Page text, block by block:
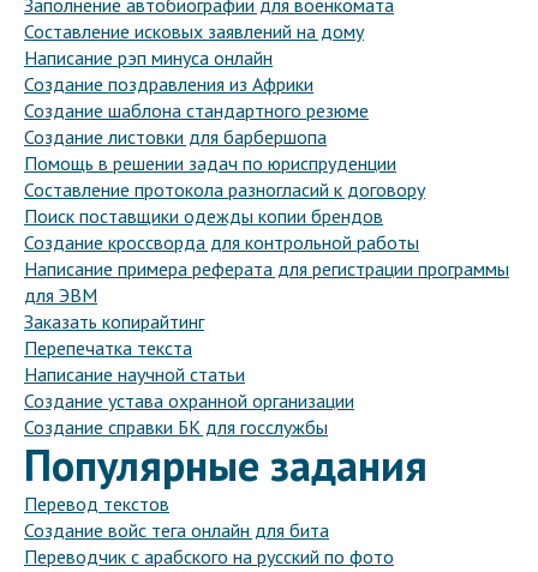
Заполнение автобиографии для военкомата
Составление исковых заявлений на дому
Написание рэп минуса онлайн
Создание поздравления из Африки
Создание шаблона стандартного резюме
Создание листовки для барбершопа
Помощь в решении задач по юриспруденции
Составление протокола разногласий к договору
Поиск поставщики одежды копии брендов
Создание кроссворда для контрольной работы
Написание примера реферата для регистрации программы
для ЭВМ
Заказать копирайтинг
Перепечатка текста
Написание научной статьи
Создание устава охранной организации
Создание справки БК для госслужбы
Популярные задания
Перевод текстов
Создание войс тега онлайн для бита
Переводчик с арабского на русский по фото